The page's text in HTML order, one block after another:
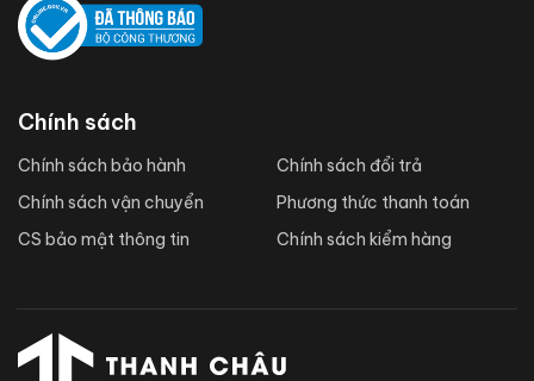
Chính sách
Chính sách bảo hành
Chính sách vận chuyển
CS bảo mật thông tin
Chính sách đổi trả
Phương thức thanh toán
Chính sách kiểm hàng